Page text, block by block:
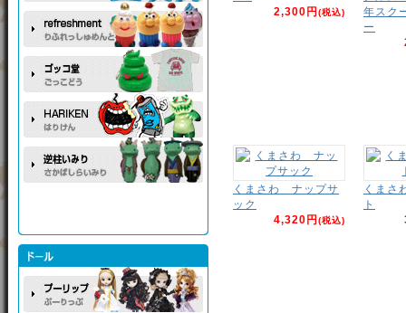
2,300円(税込)
年スク
ー
くまさわ ナップサ
ック
4,320円(税込)
くまさ
ト